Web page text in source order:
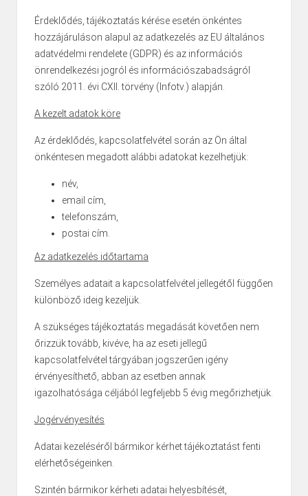
Érdeklődés, tájékoztatás kérése esetén önkéntes
hozzájáruláson alapul az adatkezelés az EU általános
adatvédelmi rendelete (GDPR) és az információs
önrendelkezési jogról és információszabadságról
szóló 2011. évi CXII. törvény (Infotv.) alapján.
A kezelt adatok köre
Az érdeklődés, kapcsolatfelvétel során az Ön által
önkéntesen megadott alábbi adatokat kezelhetjük:
név,
email cím,
telefonszám,
postai cím.
Az adatkezelés időtartama
Személyes adatait a kapcsolatfelvétel jellegétől függően
különböző ideig kezeljük.
A szükséges tájékoztatás megadását követően nem
őrizzük tovább, kivéve, ha az eseti jellegű
kapcsolatfelvétel tárgyában jogszerűen igény
érvényesíthető, abban az esetben annak
igazolhatósága céljából legfeljebb 5 évig megőrizhetjük.
Jogérvényesítés
Adatai kezeléséről bármikor kérhet tájékoztatást fenti
elérhetőségeinken.
Szintén bármikor kérheti adatai helyesbítését,